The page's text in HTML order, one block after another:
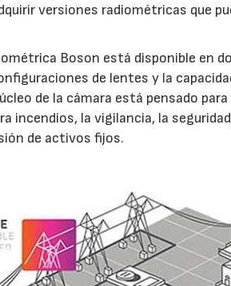
versiones radiométricas que
Boson está disponible en
de lentes y la
de la cámara está pensado
incendios, la vigilancia, la
de activos fijos.
21/07/2026